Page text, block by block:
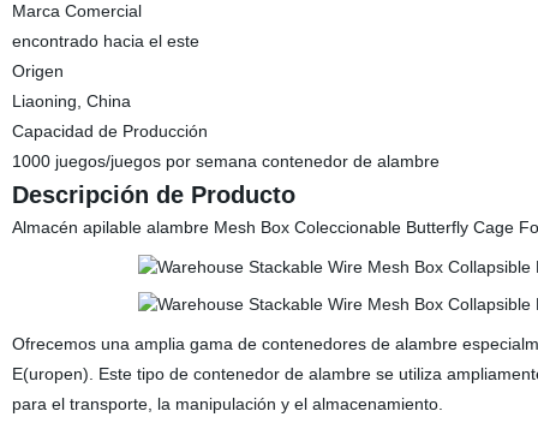
Marca Comercial
encontrado hacia el este
Origen
Liaoning, China
Capacidad de Producción
1000 juegos/juegos por semana contenedor de alambre
Descripción de Producto
Almacén apilable alambre Mesh Box Coleccionable Butterfly Cage
Ofrecemos una amplia gama de contenedores de alambre
E(uropen). Este tipo de contenedor de alambre se utiliza
para el transporte, la manipulación y el almacenamiento.